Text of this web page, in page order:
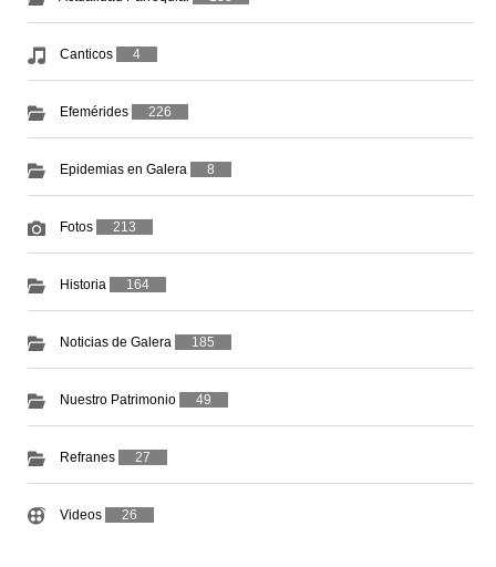
Canticos 4
Efemérides 226
Epidemias en Galera 8
Fotos 213
Historia 164
Noticias de Galera 185
Nuestro Patrimonio 49
Refranes 27
Videos 26